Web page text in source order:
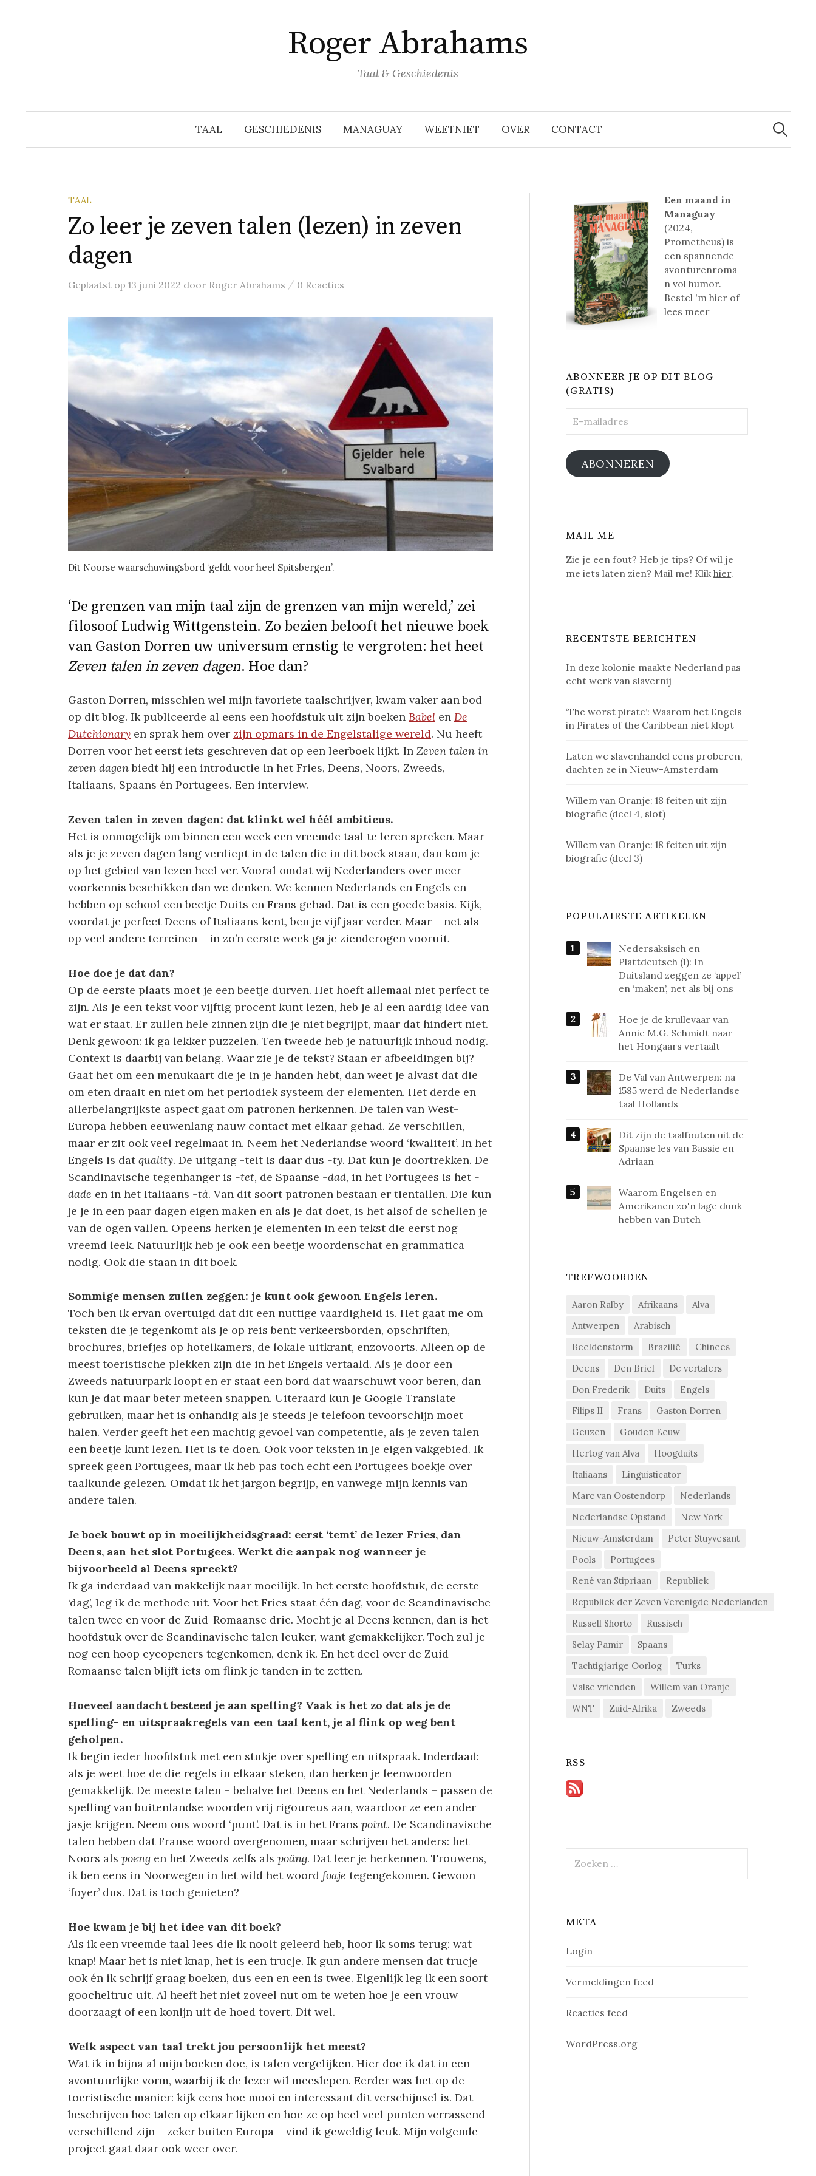
Roger Abrahams
Taal & Geschiedenis
TAAL GESCHIEDENIS MANAGUAY WEETNIET OVER CONTACT
Zoeken
naar:
TAAL
Zo leer je zeven talen (lezen) in zeven
dagen
Geplaatst op 13 juni 2022 door Roger Abrahams / 0 Reacties
Dit Noorse waarschuwingsbord ‘geldt voor heel Spitsbergen’.
‘De grenzen van mijn taal zijn de grenzen van mijn wereld,’ zei
filosoof Ludwig Wittgenstein. Zo bezien belooft het nieuwe boek
van Gaston Dorren uw universum ernstig te vergroten: het heet
Zeven talen in zeven dagen. Hoe dan?
Gaston Dorren, misschien wel mijn favoriete taalschrijver, kwam vaker aan bod
op dit blog. Ik publiceerde al eens een hoofdstuk uit zijn boeken Babel en De
Dutchionary en sprak hem over zijn opmars in de Engelstalige wereld. Nu heeft
Dorren voor het eerst iets geschreven dat op een leerboek lijkt. In Zeven talen in
zeven dagenbiedt hij een introductie in het Fries, Deens, Noors, Zweeds,
Italiaans, Spaans én Portugees. Een interview.
Zeven talen in zeven dagen: dat klinkt wel héél ambitieus.
Het is onmogelijk om binnen een week een vreemde taal te leren spreken. Maar
als je je zeven dagen lang verdiept in de talen die in dit boek staan, dan kom je
op het gebied van lezen heel ver. Vooral omdat wij Nederlanders over meer
voorkennis beschikken dan we denken. We kennen Nederlands en Engels en
hebben op school een beetje Duits en Frans gehad. Dat is een goede basis. Kijk,
voordat je perfect Deens of Italiaans kent, ben je vijf jaar verder. Maar – net als
op veel andere terreinen – in zo’n eerste week ga je zienderogen vooruit.
Hoe doe je dat dan?
Op de eerste plaats moet je een beetje durven. Het hoeft allemaal niet perfect te
zijn. Als je een tekst voor vijftig procent kunt lezen, heb je al een aardig idee van
wat er staat. Er zullen hele zinnen zijn die je niet begrijpt, maar dat hindert niet.
Denk gewoon: ik ga lekker puzzelen. Ten tweede heb je natuurlijk inhoud nodig.
Context is daarbij van belang. Waar zie je de tekst? Staan er afbeeldingen bij?
Gaat het om een menukaart die je in je handen hebt, dan weet je alvast dat die
om eten draait en niet om het periodiek systeem der elementen. Het derde en
allerbelangrijkste aspect gaat om patronen herkennen. De talen van West-
Europa hebben eeuwenlang nauw contact met elkaar gehad. Ze verschillen,
maar er zit ook veel regelmaat in. Neem het Nederlandse woord ‘kwaliteit’. In het
Engels is datquality. De uitgang -teit is daar dus -ty. Dat kun je doortrekken. De
Scandinavische tegenhanger is -tet, de Spaanse -dad, in het Portugees is het -
dade en in het Italiaans -tà. Van dit soort patronen bestaan er tientallen. Die kun
je je in een paar dagen eigen maken en als je dat doet, is het alsof de schellen je
van de ogen vallen. Opeens herken je elementen in een tekst die eerst nog
vreemd leek. Natuurlijk heb je ook een beetje woordenschat en grammatica
nodig. Ook die staan in dit boek.
Sommige mensen zullen zeggen: je kunt ook gewoon Engels leren.
Toch ben ik ervan overtuigd dat dit een nuttige vaardigheid is. Het gaat me om
teksten die je tegenkomt als je op reis bent: verkeersborden, opschriften,
brochures, briefjes op hotelkamers, de lokale uitkrant, enzovoorts. Alleen op de
meest toeristische plekken zijn die in het Engels vertaald. Als je door een
Zweeds natuurpark loopt en er staat een bord dat waarschuwt voor beren, dan
kun je dat maar beter meteen snappen. Uiteraard kun je Google Translate
gebruiken, maar het is onhandig als je steeds je telefoon tevoorschijn moet
halen. Verder geeft het een machtig gevoel van competentie, als je zeven talen
een beetje kunt lezen. Het is te doen. Ook voor teksten in je eigen vakgebied. Ik
spreek geen Portugees, maar ik heb pas toch echt een Portugees boekje over
taalkunde gelezen. Omdat ik het jargon begrijp, en vanwege mijn kennis van
andere talen.
Je boek bouwt op in moeilijkheidsgraad: eerst ‘temt’ de lezer Fries, dan
Deens, aan het slot Portugees. Werkt die aanpak nog wanneer je
bijvoorbeeld al Deens spreekt?
Ik ga inderdaad van makkelijk naar moeilijk. In het eerste hoofdstuk, de eerste
‘dag’, leg ik de methode uit. Voor het Fries staat één dag, voor de Scandinavische
talen twee en voor de Zuid-Romaanse drie. Mocht je al Deens kennen, dan is het
hoofdstuk over de Scandinavische talen leuker, want gemakkelijker. Toch zul je
nog een hoop eyeopeners tegenkomen, denk ik. En het deel over de Zuid-
Romaanse talen blijft iets om flink je tanden in te zetten.
Hoeveel aandacht besteed je aan spelling? Vaak is het zo dat als je de
spelling- en uitspraakregels van een taal kent, je al flink op weg bent
geholpen.
Ik begin ieder hoofdstuk met een stukje over spelling en uitspraak. Inderdaad:
als je weet hoe de die regels in elkaar steken, dan herken je leenwoorden
gemakkelijk. De meeste talen – behalve het Deens en het Nederlands – passen de
spelling van buitenlandse woorden vrij rigoureus aan, waardoor ze een ander
jasje krijgen. Neem ons woord ‘punt’. Dat is in het Frans point. De Scandinavische
talen hebben dat Franse woord overgenomen, maar schrijven het anders: het
Noors als poeng en het Zweeds zelfs als poäng. Dat leer je herkennen. Trouwens,
ik ben eens in Noorwegen in het wild het woord foaje tegengekomen. Gewoon
‘foyer’ dus. Dat is toch genieten?
Hoe kwam je bij het idee van dit boek?
Als ik een vreemde taal lees die ik nooit geleerd heb, hoor ik soms terug: wat
knap! Maar het is niet knap, het is een trucje. Ik gun andere mensen dat trucje
ook én ik schrijf graag boeken, dus een en een is twee. Eigenlijk leg ik een soort
goocheltruc uit. Al heeft het niet zoveel nut om te weten hoe je een vrouw
doorzaagt of een konijn uit de hoed tovert. Dit wel.
Welk aspect van taal trekt jou persoonlijk het meest?
Wat ik in bijna al mijn boeken doe, is talen vergelijken. Hier doe ik dat in een
avontuurlijke vorm, waarbij ik de lezer wil meeslepen. Eerder was het op de
toeristische manier: kijk eens hoe mooi en interessant dit verschijnsel is. Dat
beschrijven hoe talen op elkaar lijken en hoe ze op heel veel punten verrassend
verschillend zijn – zeker buiten Europa – vind ik geweldig leuk. Mijn volgende
project gaat daar ook weer over.
Een maand in
Managuay
(2024,
Prometheus) is
een spannende
avonturenroma
n vol humor.
Bestel 'mhier of
lees meer
ABONNEER JE OP DIT BLOG
(GRATIS)
mailadres
ABONNEREN
MAIL ME
Zie je een fout? Heb je tips? Of wil je
me iets laten zien? Mail me! Klikhier.
RECENTSTE BERICHTEN
In deze kolonie maakte Nederland pas
echt werk van slavernij
‘The worst pirate’: Waarom het Engels
in Pirates of the Caribbean niet klopt
Laten we slavenhandel eens proberen,
dachten ze in Nieuw-Amsterdam
Willem van Oranje: 18 feiten uit zijn
biografie (deel 4, slot)
Willem van Oranje: 18 feiten uit zijn
biografie (deel 3)
POPULAIRSTE ARTIKELEN
Nedersaksisch en
Plattdeutsch (1): In
Duitsland zeggen ze ‘appel’
en ‘maken’, net als bij ons
Hoe je de krullevaar van
Annie M.G. Schmidt naar
het Hongaars vertaalt
De Val van Antwerpen: na
1585 werd de Nederlandse
taal Hollands
Dit zijn de taalfouten uit de
Spaanse les van Bassie en
Adriaan
Waarom Engelsen en
Amerikanen zo'n lage dunk
hebben van Dutch
TREFWOORDEN
Aaron Ralby Afrikaans
Alva
Antwerpen
Arabisch
Beeldenstorm
Brazilië
Chinees
Deens
Den Briel
De vertalers
Don Frederik
Duits
Engels
Filips II
Frans
Gaston Dorren
Geuzen
Gouden Eeuw
Hertog van Alva
Hoogduits
Italiaans
Linguisticator
Marc van Oostendorp
Nederlands
Nederlandse Opstand
New York
Nieuw-Amsterdam
Peter Stuyvesant
Pools
Portugees
René van Stipriaan
Republiek
Republiek der Zeven Verenigde Nederlanden
Russell Shorto
Russisch
Selay Pamir
Spaans
Tachtigjarige Oorlog
Turks
Valse vrienden
Willem van Oranje
WNT
Zuid-Afrika Zweeds
RSS
naar:
META
Login
Vermeldingen feed
Reacties feed
WordPress.org